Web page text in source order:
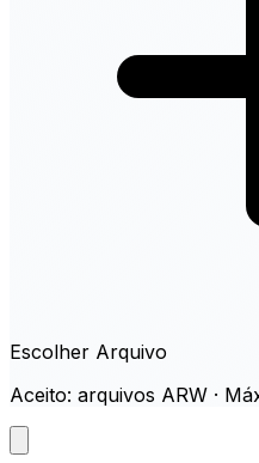
Escolher Arquivo
Aceito: arquivos ARW ·